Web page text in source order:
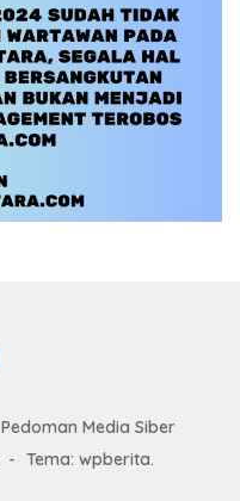
Pedoman Media Siber
- Tema: wpberita.